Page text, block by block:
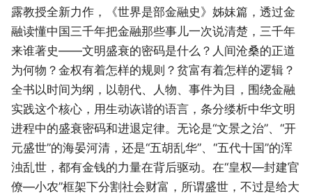
露教授全新力作，《世界是部金融史》姊妹篇，透过金
融读懂中国三千年把金融那些事儿一次说清楚，三千年
来谁著史——文明盛衰的密码是什么？人间沧桑的正道
为何物？金权有着怎样的规则？贫富有着怎样的逻辑？
全书以时间为纲，以朝代、人物、事件为目，围绕金融
实践这个核心，用生动诙谐的语言，条分缕析中华文明
进程中的盛衰密码和进退定律。无论是“文景之治”、“开
元盛世”的海晏河清，还是“五胡乱华”、“五代十国”的浑
浊乱世，都有金钱的力量在背后驱动。在“皇权—封建官
僚—小农”框架下分割社会财富，所谓盛世，不过是给大